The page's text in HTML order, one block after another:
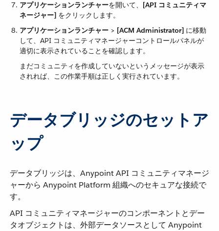
アプリケーションランチャー​を開いて、​ [API コミュニティマ
ネージャー] ​ をクリックします。
アプリケーションランチャー ​ > ​ [ACM Administrator] ​ に移動
して、API コミュニティマネージャーコントロールパネルが
適切に表示されていることを確認します。
まだコミュニティを作成していないというメッセージが表示
されれば、この作業手順は正しく実行されています。
データブリッジのセットア
ップ
データブリッジは、Anypoint API コミュニティマネージ
ャーから Anypoint Platform 組織へのセキュアな接続で
す。
API コミュニティマネージャーのコンポーネントとデー
タオブジェクトは、外部データソースとして Anypoint